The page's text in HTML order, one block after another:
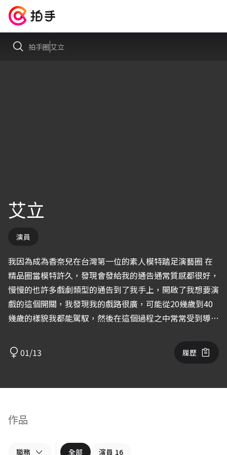
拍手圈艾立
艾立
演員
我因為成為香奈兒在台灣第一位的素人模特踏足演藝圈 在
精品圈當模特許久，發現會發給我的通告通常質感都很好，
慢慢的也許多戲劇類型的通告到了我手上，開啟了我想要演
戲的這個開關，我發現我的戲路很廣，可能從20幾歲到40
幾歲的樣貌我都能駕馭，然後在這個過程之中常常受到導演
於一身，我未來會成為一個國際的武打巨星，最希望合作的
對象是強尼戴普和布蕾克萊芙利
01/13 履歷
作品
職務 全部 演員 16